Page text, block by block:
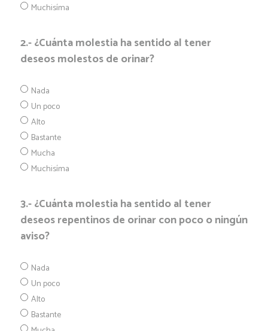
Muchisíma
2.- ¿Cuánta molestia ha sentido al tener
deseos molestos de orinar?
Nada
Un poco
Alto
Bastante
Mucha
Muchisíma
3.- ¿Cuánta molestia ha sentido al tener
deseos repentinos de orinar con poco o ningún
aviso?
Nada
Un poco
Alto
Bastante